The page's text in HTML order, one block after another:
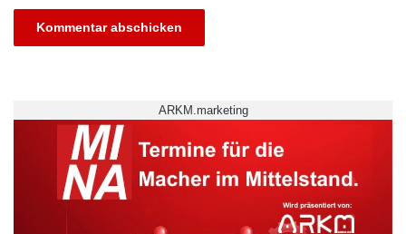
Anforderungen eines Studiums in mehreren
aller Partneruniversitäten und Lehrenden – so
können Studierende bereits vor
Studienabschluss ein internationales Netzwerk
ARKM.marketing